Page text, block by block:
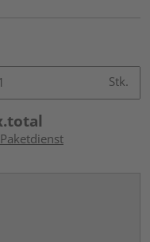
Stk.